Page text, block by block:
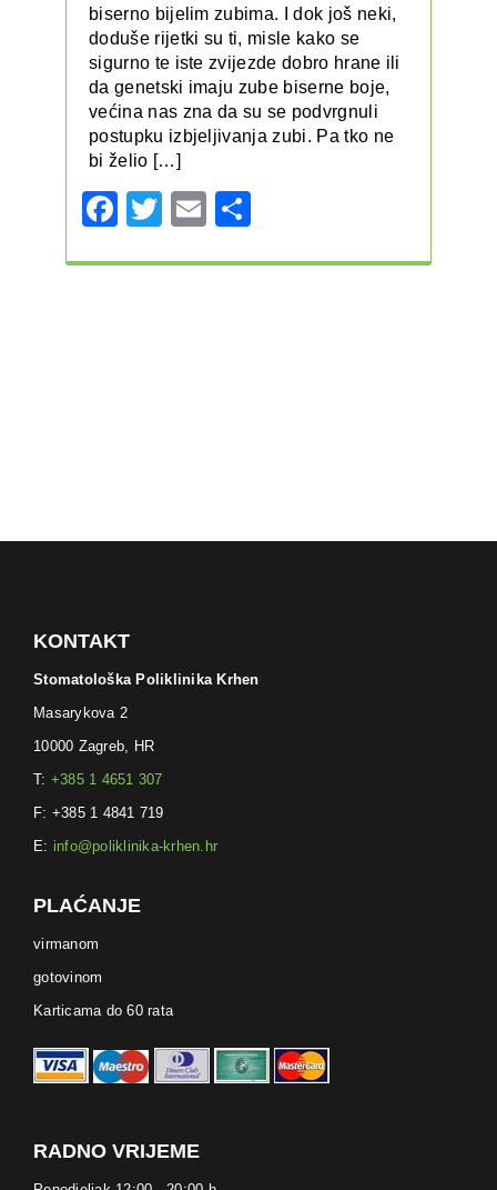
biserno bijelim zubima. I dok još neki,
doduše rijetki su ti, misle kako se
sigurno te iste zvijezde dobro hrane ili
da genetski imaju zube biserne boje,
većina nas zna da su se podvrgnuli
postupku izbjeljivanja zubi. Pa tko ne
bi želio […]
Facebook
Twitter
Email
KONTAKT
Stomatološka Poliklinika Krhen
Masarykova 2
10000 Zagreb, HR
T: +385 1 4651 307
F: +385 1 4841 719
E: info@poliklinika-krhen.hr
PLAĆANJE
virmanom
gotovinom
Karticama do 60 rata
RADNO VRIJEME